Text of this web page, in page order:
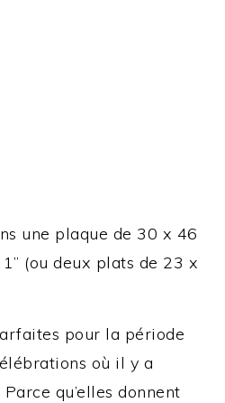
une plaque de 30 x 46
(ou deux plats de 23 x
pour la période
où il y a
qu’elles donnent